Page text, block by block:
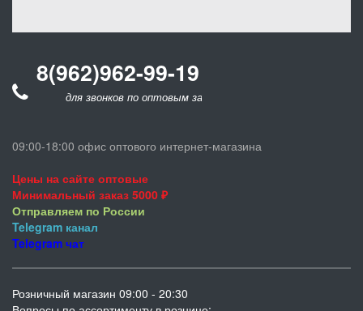
8(962)962-99-19
для звонков по оптовым заказам
09:00-18:00 офис оптового интернет-магазина
Цены на сайте оптовые
Минимальный заказ 5000 ₽
Отправляем по России
Telegram канал
Telegram чат
Розничный магазин 09:00 - 20:30